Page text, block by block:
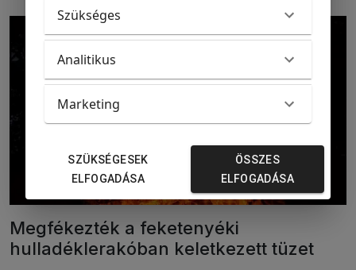
Megfékezték a feketenyéki
hulladéklerakóban keletkezett tüzet
Szükséges
Analitikus
Marketing
SZÜKSÉGESEK
ELFOGADÁSA
ÖSSZES
ELFOGADÁSA